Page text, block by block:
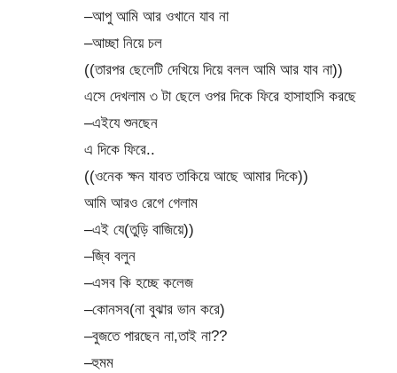
–আপু আমি আর ওখানে যাব না
–আচ্ছা নিয়ে চল
((তারপর ছেলেটি দেখিয়ে দিয়ে বলল আমি আর যাব না))
এসে দেখলাম ৩ টা ছেলে ওপর দিকে ফিরে হাসাহাসি করছে
–এইযে শুনছেন
এ দিকে ফিরে..
((ওনেক ক্ষন যাবত তাকিয়ে আছে আমার দিকে))
আমি আরও রেগে গেলাম
–এই যে(তুড়ি বাজিয়ে))
–জ্বি বলুন
–এসব কি হচ্ছে কলেজ
–কোনসব(না বুঝার ভান করে)
–বুজতে পারছেন না,তাই না??
–হুমম